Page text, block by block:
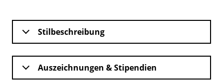
Stilbeschreibung
Auszeichnungen & Stipendien